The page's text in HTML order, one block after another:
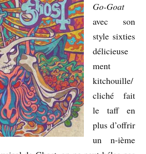
Go-Goat
avec son
style sixties
délicieuse
ment
kitchouille/
cliché fait
le taff en
plus d’offrir
un n-ième